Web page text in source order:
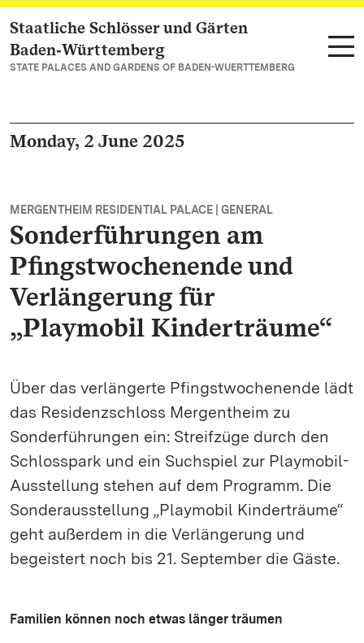
Navigate to main page
Staatliche Schlösser und Gärten
Baden‑Württemberg
STATE PALACES AND GARDENS OF BADEN-WUERTTEMBERG
Monday, 2 June 2025
MERGENTHEIM RESIDENTIAL PALACE | GENERAL
Sonderführungen am
Pfingstwochenende und
Verlängerung für
„Playmobil Kinderträume“
Über das verlängerte Pfingstwochenende lädt
das Residenzschloss Mergentheim zu
Sonderführungen ein: Streifzüge durch den
Schlosspark und ein Suchspiel zur Playmobil-
Ausstellung stehen auf dem Programm. Die
Sonderausstellung „Playmobil Kinderträume“
geht außerdem in die Verlängerung und
begeistert noch bis 21. September die Gäste.
Familien können noch etwas länger träumen